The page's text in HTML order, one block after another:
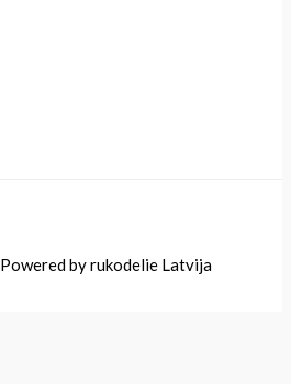
Powered by rukodelie Latvija